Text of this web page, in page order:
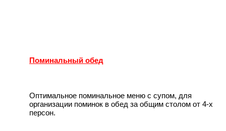
Поминальный обед
Оптимальное поминальное меню с супом, для
организации поминок в обед за общим столом от 4-х
персон.